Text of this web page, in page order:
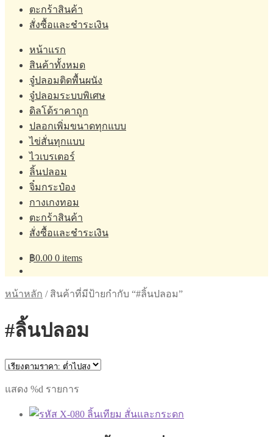
ตะกร้าสินค้า
สั่งซื้อและชำระเงิน
หน้าแรก
สินค้าทั้งหมด
จู๋ปลอมติดพื้นผนัง
จู๋ปลอมระบบพิเศษ
ดิลโด้ราคาถูก
ปลอกเพิ่มขนาดทุกแบบ
ไข่สั่นทุกแบบ
ไวเบรเตอร์
ลิ้นปลอม
จิ๋มกระป๋อง
กางเกงทอม
ตะกร้าสินค้า
สั่งซื้อและชำระเงิน
฿0.00 0 items
หน้าหลัก / สินค้าที่มีป้ายกำกับ “#ลิ้นปลอม”
#ลิ้นปลอม
แสดง %d รายการ